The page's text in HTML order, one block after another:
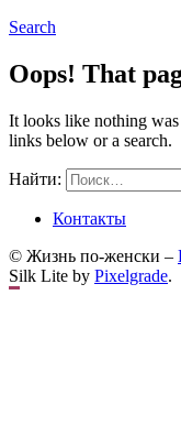
Search
Oops! That
It looks like nothing
links below or a search.
Найти:
Контакты
© Жизнь по-женски –
Silk Lite by Pixelgrade.